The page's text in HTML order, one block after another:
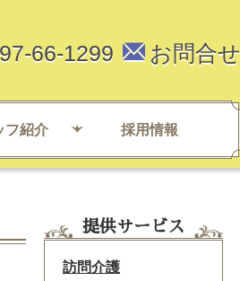
66-1299 お問合せ
フ紹介 採用情報
提供サービス
訪問介護